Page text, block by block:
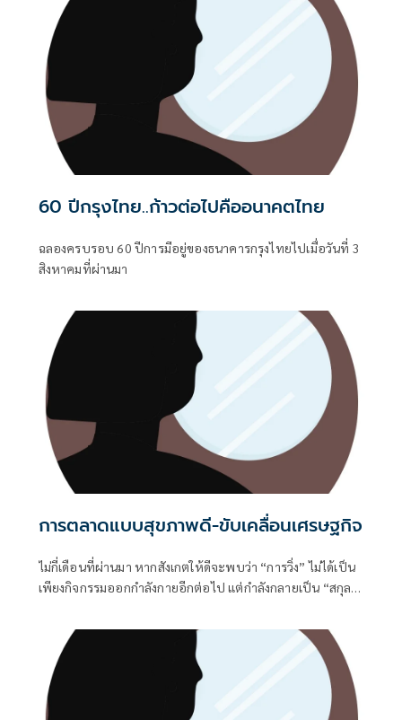
ความเชื่อมั่นผู้ประกอบการจะปรับตัวดีขึ้นตามสัญญาณการฟื้น
ตัวของนักท่องเที่ยวต่างชาติ แต่ยังต้องเผชิญกับบททดสอบ
หลายอย่าง ส่งผลให้ภาพรวมการท่องเที่ยวไทยยังคงเป็นภาวะ
ฟื้นตัวแต่เปราะบาง
60 ปีกรุงไทย..ก้าวต่อไปคืออนาคตไทย
ฉลองครบรอบ 60 ปีการมีอยู่ของธนาคารกรุงไทยไปเมื่อวันที่ 3
สิงหาคมที่ผ่านมา
การตลาดแบบสุขภาพดี-ขับเคลื่อนเศรษฐกิจ
ไม่กี่เดือนที่ผ่านมา หากสังเกตให้ดีจะพบว่า “การวิ่ง” ไม่ได้เป็น
เพียงกิจกรรมออกกำลังกายอีกต่อไป แต่กำลังกลายเป็น “สกุล
ผู้บริโภค จะเห็นได้ว่าเริ่มเห็นแคมเปญแปลกตาเกิดขึ้นมากมาย
ในตลาด วิ่งครบระยะแลกรับแว่นตา วิ่งสะสมกิโลเมตรแลกนวดส
ปา วิ่งแลกบริการความงาม วิ่งแลกอาหารสัตว์เลี้ยง หรือแม้แต่วิ่ง
แลกสิทธิประโยชน์ด้านสุขภาพ คำถามที่น่าสนใจคือ ทำไมธุรกิจ
ที่อยู่กันคนละโลก ตั้งแต่ร้านอาหาร คลินิกความงาม โรงแรม